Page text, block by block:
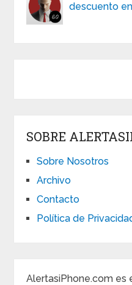
descuento
SOBRE
Sobre Nosotros
Archivo
Contacto
Política de
AlertasiPhone.com es